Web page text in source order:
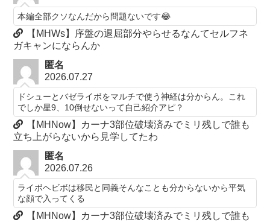
本編全部クソなんだから問題ないです😂
【MHWs】序盤の退屈部分やらせるなんてセルフネ
ガキャンにならんか
匿名
2026.07.27
ドシューとバゼライボをマルチで使う神経は分からん。これ
でしか星9、10倒せないって自己紹介アピ？
【MHNow】カーナ3部位破壊済みでミリ残しで誰も
立ち上がらないから見学してたわ
匿名
2026.07.26
ライボヘビボは移民と同義そんなことも分からないから平気
な顔で入ってくる
【MHNow】カーナ3部位破壊済みでミリ残しで誰も